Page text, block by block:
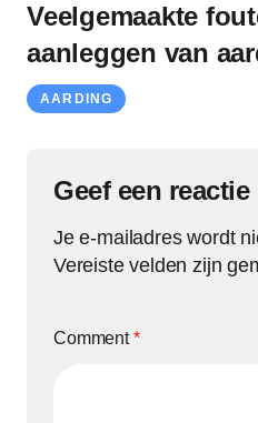
Veelgemaakte
aanleggen van
AARDING
Geef een reactie
Je e-mailadres wordt
Vereiste velden zijn
Comment*